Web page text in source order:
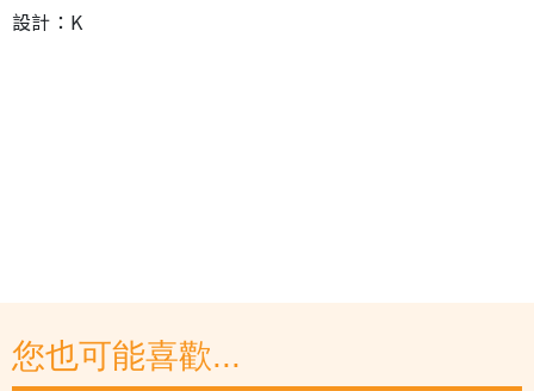
設計：K
您也可能喜歡...